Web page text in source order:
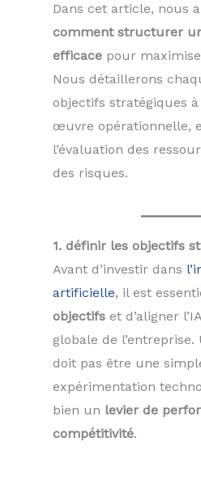
Dans cet article, nous
comment structurer
efficace pour
Nous détaillerons
objectifs stratégiques
œuvre opérationnelle,
l’évaluation des
des risques.
1. définir les objectifs
Avant d’investir dans
artificielle, il est
objectifs et d’aligner
globale de l’entreprise.
doit pas être une
expérimentation
bien un levier de
compétitivité.